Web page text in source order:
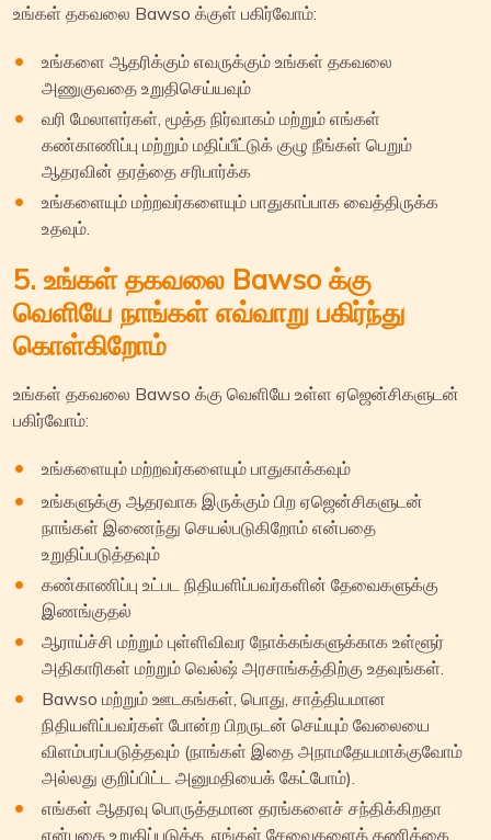
உங்கள் தகவலை Bawso க்குள் பகிர்வோம்:
உங்களை ஆதரிக்கும் எவருக்கும் உங்கள் தகவலை
அணுகுவதை உறுதிசெய்யவும்
வரி மேலாளர்கள், மூத்த நிர்வாகம் மற்றும் எங்கள்
கண்காணிப்பு மற்றும் மதிப்பீட்டுக் குழு நீங்கள் பெறும்
ஆதரவின் தரத்தை சரிபார்க்க
உங்களையும் மற்றவர்களையும் பாதுகாப்பாக வைத்திருக்க
உதவும்.
5. உங்கள் தகவலை Bawso க்கு
வெளியே நாங்கள் எவ்வாறு பகிர்ந்து
கொள்கிறோம்
உங்கள் தகவலை Bawso க்கு வெளியே உள்ள ஏஜென்சிகளுடன்
பகிர்வோம்:
உங்களையும் மற்றவர்களையும் பாதுகாக்கவும்
உங்களுக்கு ஆதரவாக இருக்கும் பிற ஏஜென்சிகளுடன்
நாங்கள் இணைந்து செயல்படுகிறோம் என்பதை
உறுதிப்படுத்தவும்
கண்காணிப்பு உட்பட நிதியளிப்பவர்களின் தேவைகளுக்கு
இணங்குதல்
ஆராய்ச்சி மற்றும் புள்ளிவிவர நோக்கங்களுக்காக உள்ளூர்
அதிகாரிகள் மற்றும் வெல்ஷ் அரசாங்கத்திற்கு உதவுங்கள்.
Bawso மற்றும் ஊடகங்கள், பொது, சாத்தியமான
நிதியளிப்பவர்கள் போன்ற பிறருடன் செய்யும் வேலையை
விளம்பரப்படுத்தவும் (நாங்கள் இதை அநாமதேயமாக்குவோம்
அல்லது குறிப்பிட்ட அனுமதியைக் கேட்போம்).
எங்கள் ஆதரவு பொருத்தமான தரங்களைச் சந்திக்கிறதா
என்பதை உறுதிப்படுத்த, எங்கள் சேவைகளைத் தணிக்கை